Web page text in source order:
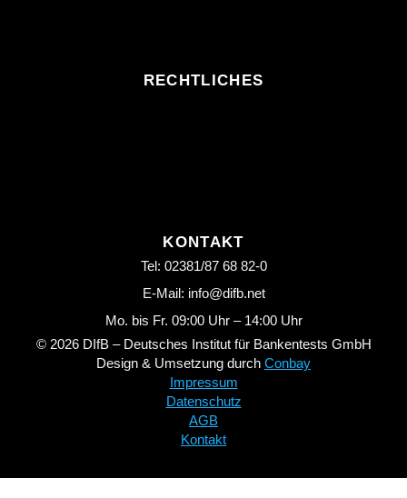
RECHTLICHES
KONTAKT
Tel: 02381/87 68 82-0
E-Mail: info@difb.net
Mo. bis Fr. 09:00 Uhr – 14:00 Uhr
© 2026 DIfB – Deutsches Institut für Bankentests GmbH
Design & Umsetzung durch Conbay
Impressum
Datenschutz
AGB
Kontakt